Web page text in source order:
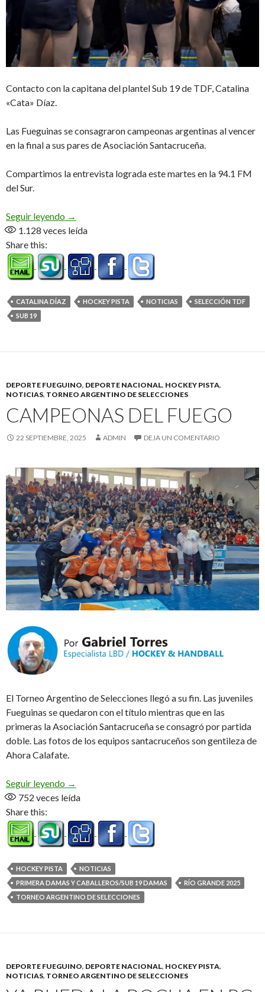
Contacto con la capitana del plantel Sub 19 de TDF, Catalina
«Cata» Díaz.
Las Fueguinas se consagraron campeonas argentinas al vencer
en la final a sus pares de Asociación Santacruceña.
Compartimos la entrevista lograda este martes en la 94.1 FM
del Sur.
Seguir leyendo «Somos muy unidas, tanto dentro como afuera
→
1.128 veces leída
Share this:
CATALINA DÍAZ HOCKEY PISTA NOTICIAS
SELECCIÓN TDF
SUB 19
DEPORTE FUEGUINO, DEPORTE NACIONAL, HOCKEY PISTA,
NOTICIAS, TORNEO ARGENTINO DE SELECCIONES
CAMPEONAS DEL FUEGO
22 SEPTIEMBRE, 2025 ADMIN DEJA UN COMENTARIO
El Torneo Argentino de Selecciones llegó a su fin. Las juveniles
Fueguinas se quedaron con el título mientras que en las
primeras la Asociación Santacruceña se consagró por partida
doble. Las fotos de los equipos santacruceños son gentileza de
Ahora Calafate.
Seguir leyendo Campeonas del Fuego
→
752 veces leída
Share this:
HOCKEY PISTA
NOTICIAS
PRIMERA DAMAS Y CABALLEROS/SUB 19 DAMAS
RÍO GRANDE 2025
TORNEO ARGENTINO DE SELECCIONES
DEPORTE FUEGUINO, DEPORTE NACIONAL, HOCKEY PISTA,
NOTICIAS, TORNEO ARGENTINO DE SELECCIONES